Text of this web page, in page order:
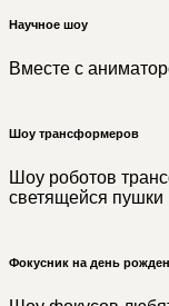
Научное шоу
Вместе с
Шоу трансформеров
Шоу роботов
светящейся пушки
Фокусник на день